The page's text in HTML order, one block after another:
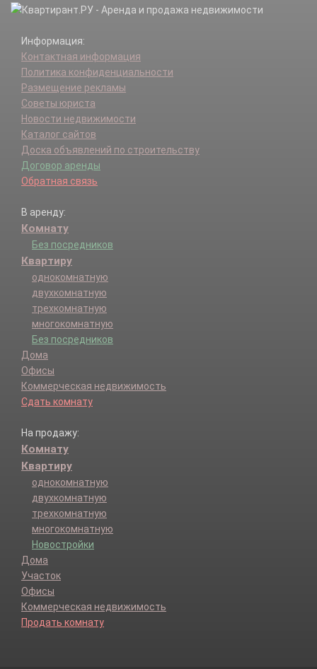
Информация:
Контактная информация
Политика конфиденциальности
Размещение рекламы
Советы юриста
Новости недвижимости
Каталог сайтов
Доска объявлений по строительству
Договор аренды
Обратная связь
В аренду:
Комнату
Без посредников
Квартиру
однокомнатную
двухкомнатную
трехкомнатную
многокомнатную
Без посредников
Дома
Офисы
Коммерческая недвижимость
Сдать комнату
На продажу:
Комнату
Квартиру
однокомнатную
двухкомнатную
трехкомнатную
многокомнатную
Новостройки
Дома
Участок
Офисы
Коммерческая недвижимость
Продать комнату